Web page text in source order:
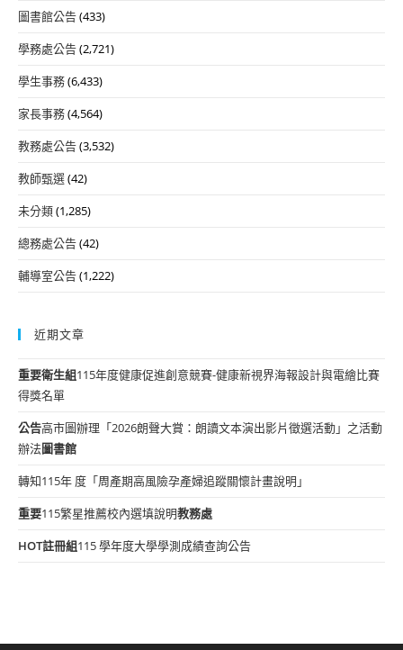
圖書館公告(433)
學務處公告(2,721)
學生事務(6,433)
家長事務(4,564)
教務處公告(3,532)
教師甄選(42)
未分類(1,285)
總務處公告(42)
輔導室公告(1,222)
近期文章
重要衛生組115年度健康促進創意競賽-健康新視界海報設計與電繪比賽
得獎名單
公告高市圖辦理「2026朗聲大賞：朗讀文本演出影片徵選活動」之活動
辦法圖書館
轉知115年 度「周產期高風險孕產婦追蹤關懷計畫說明」
重要115繁星推薦校內選填說明教務處
HOT註冊組115 學年度大學學測成績查詢公告